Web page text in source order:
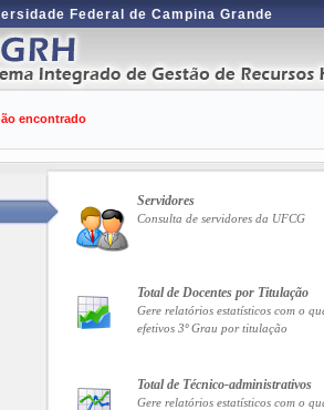
Federal de Campina Grande
encontrado
Servidores
Consulta de servidores da UFCG
Total de Docentes por Titulação
Gere relatórios estatísticos com o
efetivos 3º Grau por titulação
Total de Técnico-administrativos
Gere relatórios estatísticos com o